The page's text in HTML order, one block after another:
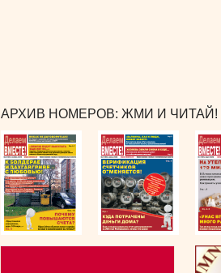
АРХИВ НОМЕРОВ: ЖМИ И ЧИТАЙ!